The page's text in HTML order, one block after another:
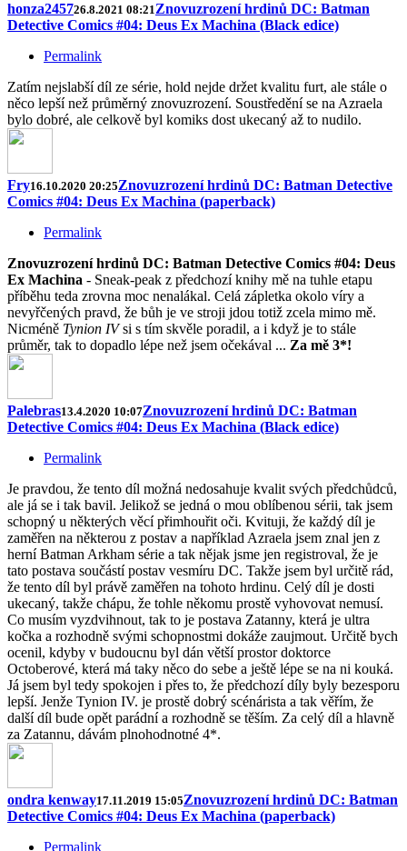
honza245726.8.2021 08:21Znovuzrození hrdinů DC: Batman
Detective Comics #04: Deus Ex Machina (Black edice)
Permalink
Zatím nejslabší díl ze série, hold nejde držet kvalitu furt, ale stále o
něco lepší než průměrný znovuzrození. Soustředění se na Azraela
bylo dobré, ale celkově byl komiks dost ukecaný až to nudilo.
Fry16.10.2020 20:25Znovuzrození hrdinů DC: Batman Detective
Comics #04: Deus Ex Machina (paperback)
Permalink
Znovuzrození hrdinů DC: Batman Detective Comics #04: Deus
Ex Machina - Sneak-peak z předchozí knihy mě na tuhle etapu
příběhu teda zrovna moc nenalákal. Celá zápletka okolo víry a
nevyřčených pravd, že bůh je ve stroji jdou totiž zcela mimo mě.
Nicméně Tynion IVsi s tím skvěle poradil, a i když je to stále
průměr, tak to dopadlo lépe než jsem očekával ... Za mě 3*!
Palebras13.4.2020 10:07Znovuzrození hrdinů DC: Batman
Detective Comics #04: Deus Ex Machina (Black edice)
Permalink
Je pravdou, že tento díl možná nedosahuje kvalit svých předchůdců,
ale já se i tak bavil. Jelikož se jedná o mou oblíbenou sérii, tak jsem
schopný u některých věcí přimhouřit oči. Kvituji, že každý díl je
zaměřen na některou z postav a například Azraela jsem znal jen z
herní Batman Arkham série a tak nějak jsme jen registroval, že je
tato postava součástí postav vesmíru DC. Takže jsem byl určitě rád,
že tento díl byl právě zaměřen na tohoto hrdinu. Celý díl je dosti
ukecaný, takže chápu, že tohle někomu prostě vyhovovat nemusí.
Co musím vyzdvihnout, tak to je postava Zatanny, která je ultra
kočka a rozhodně svými schopnostmi dokáže zaujmout. Určitě bych
ocenil, kdyby v budoucnu byl dán větší prostor doktorce
Octoberové, která má taky něco do sebe a ještě lépe se na ni kouká.
Já jsem byl tedy spokojen i přes to, že předchozí díly byly bezesporu
lepší. Jenže Tynion IV. je prostě dobrý scénárista a tak věřím, že
další díl bude opět parádní a rozhodně se těším. Za celý díl a hlavně
za Zatannu, dávám plnohodnotné 4*.
ondra kenway17.11.2019 15:05Znovuzrození hrdinů DC: Batman
Detective Comics #04: Deus Ex Machina (paperback)
Permalink